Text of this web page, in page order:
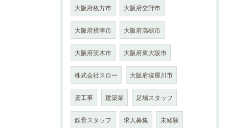
大阪府枚方市 大阪府交野市
大阪府摂津市 大阪府高槻市
大阪府茨木市 大阪府東大阪市
株式会社スロー 大阪府寝屋川市
鳶工事 建築業 足場スタッフ
鉄骨スタッフ 求人募集 未経験